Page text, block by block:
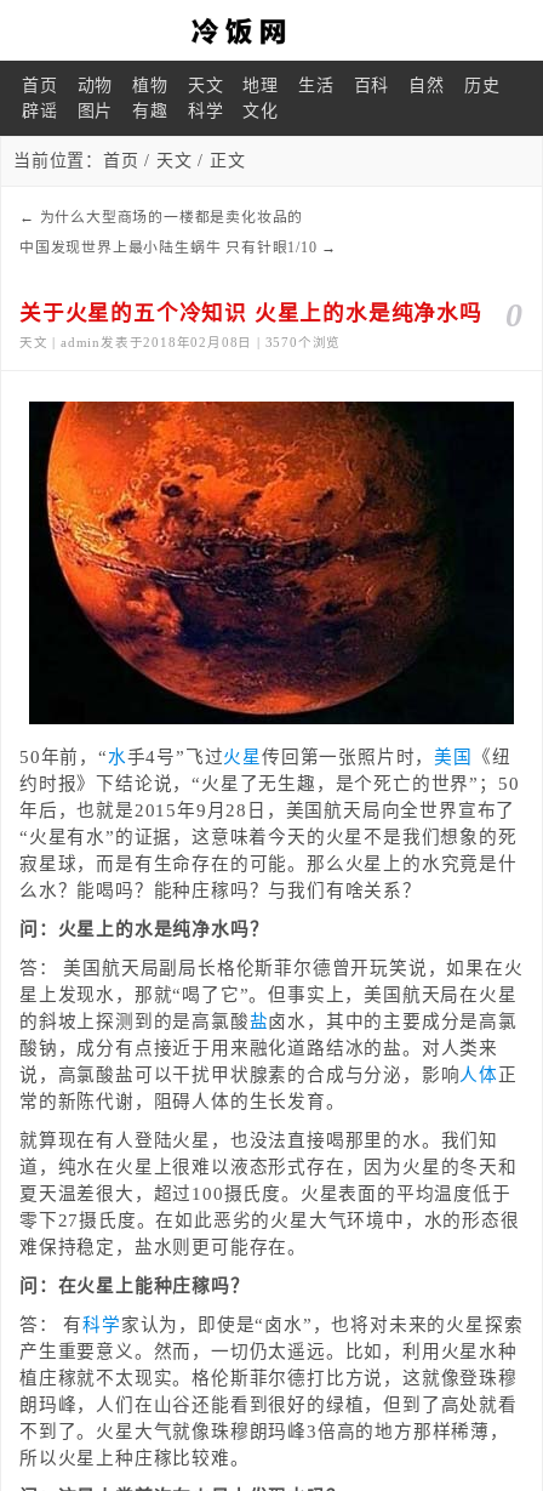
首页 动物 植物 天文 地理 生活 百科 自然
历史
辟谣
图片 有趣 科学 文化
当前位置： 首页 / 天文 / 正文
← 为什么大型商场的一楼都是卖化妆品的
中国发现世界上最小陆生蜗牛 只有针眼1/10 →
0
关于火星的五个冷知识 火星上的水是纯净水吗
天文 | admin发表于2018年02月08日 | 3570个浏览
50年前，“水手4号”飞过火星传回第一张照片时，美国
《纽
约时报》下结论说，“火星了无生趣，是个死亡的世界”；50
年后，也就是2015年9月28日，美国航天局向全世界宣布了
“火星有水”的证据，这意味着今天的火星不是我们想象的死
寂星球，而是有生命存在的可能。那么火星上的水究竟是什
么水？能喝吗？能种庄稼吗？与我们有啥关系？
问：火星上的水是纯净水吗？
答： 美国航天局副局长格伦斯菲尔德曾开玩笑说，如果在火
星上发现水，那就“喝了它”。但事实上，美国航天局在火星
的斜坡上探测到的是高氯酸盐卤水，其中的主要成分是高氯
酸钠，成分有点接近于用来融化道路结冰的盐。对人类来
说，高氯酸盐可以干扰甲状腺素的合成与分泌，影响人体正
常的新陈代谢，阻碍人体的生长发育。
就算现在有人登陆火星，也没法直接喝那里的水。我们知
道，纯水在火星上很难以液态形式存在，因为火星的冬天和
夏天温差很大，超过100摄氏度。火星表面的平均温度低于
零下27摄氏度。在如此恶劣的火星大气环境中，水的形态很
难保持稳定，盐水则更可能存在。
问：在火星上能种庄稼吗？
答： 有科学家认为，即使是“卤水”，也将对未来的火星探索
产生重要意义。然而，一切仍太遥远。比如，利用火星水种
植庄稼就不太现实。格伦斯菲尔德打比方说，这就像登珠穆
朗玛峰，人们在山谷还能看到很好的绿植，但到了高处就看
不到了。火星大气就像珠穆朗玛峰3倍高的地方那样稀薄，
所以火星上种庄稼比较难。